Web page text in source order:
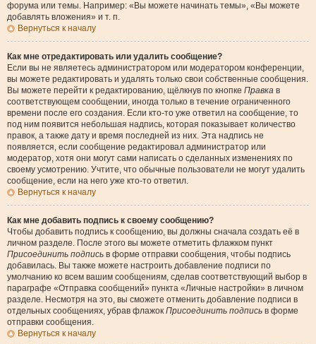
форума или темы. Например: «Вы можете начинать темы», «Вы можете
добавлять вложения» и т. п.
Вернуться к началу
Как мне отредактировать или удалить сообщение?
Если вы не являетесь администратором или модератором конференции,
вы можете редактировать и удалять только свои собственные сообщения.
Вы можете перейти к редактированию, щёлкнув по кнопке Правка в
соответствующем сообщении, иногда только в течение ограниченного
времени после его создания. Если кто-то уже ответил на сообщение, то
под ним появится небольшая надпись, которая показывает количество
правок, а также дату и время последней из них. Эта надпись не
появляется, если сообщение редактировал администратор или
модератор, хотя они могут сами написать о сделанных изменениях по
своему усмотрению. Учтите, что обычные пользователи не могут удалить
сообщение, если на него уже кто-то ответил.
Вернуться к началу
Как мне добавить подпись к своему сообщению?
Чтобы добавить подпись к сообщению, вы должны сначала создать её в
личном разделе. После этого вы можете отметить флажком пункт
Присоединить подпись в форме отправки сообщения, чтобы подпись
добавилась. Вы также можете настроить добавление подписи по
умолчанию ко всем вашим сообщениям, сделав соответствующий выбор в
параграфе «Отправка сообщений» пункта «Личные настройки» в личном
разделе. Несмотря на это, вы сможете отменить добавление подписи в
отдельных сообщениях, убрав флажок Присоединить подпись в форме
отправки сообщения.
Вернуться к началу